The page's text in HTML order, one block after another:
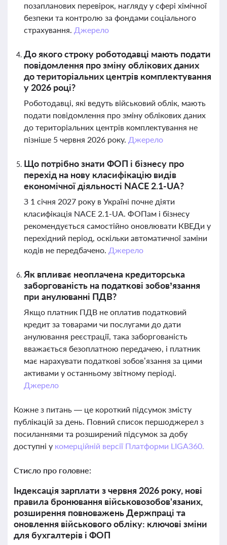
позапланових перевірок, нагляду у сфері хімічної
безпеки та контролю за фондами соціального
страхування. Джерело
До якого строку роботодавці мають подати
повідомлення про зміну облікових даних
до територіальних центрів комплектування
у 2026 році?
Роботодавці, які ведуть військовий облік, мають
подати повідомлення про зміну облікових даних
до територіальних центрів комплектування не
пізніше 5 червня 2026 року. Джерело
Що потрібно знати ФОП і бізнесу про
перехід на нову класифікацію видів
економічної діяльності NACE 2.1-UA?
З 1 січня 2027 року в Україні почне діяти
класифікація NACE 2.1-UA. ФОПам і бізнесу
рекомендується самостійно оновлювати КВЕДи у
перехідний період, оскільки автоматичної заміни
кодів не передбачено. Джерело
Як впливає неоплачена кредиторська
заборгованість на податкові зобов’язання
при анулюванні ПДВ?
Якщо платник ПДВ не оплатив податковий
кредит за товарами чи послугами до дати
анулювання реєстрації, така заборгованість
вважається безоплатною передачею, і платник
має нарахувати податкові зобов’язання за цими
активами у останньому звітному періоді.
Джерело
Кожне з питань — це короткий підсумок змісту
публікацій за день. Повний список першоджерел з
посиланнями та розширений підсумок за добу
доступні у комерційній версії Платформи LIGA360.
Стисло про головне:
Індексація зарплати з червня 2026 року, нові
правила бронювання військовозобов'язаних,
розширення повноважень Держпраці та
оновлення військового обліку: ключові зміни
для бухгалтерів і ФОП